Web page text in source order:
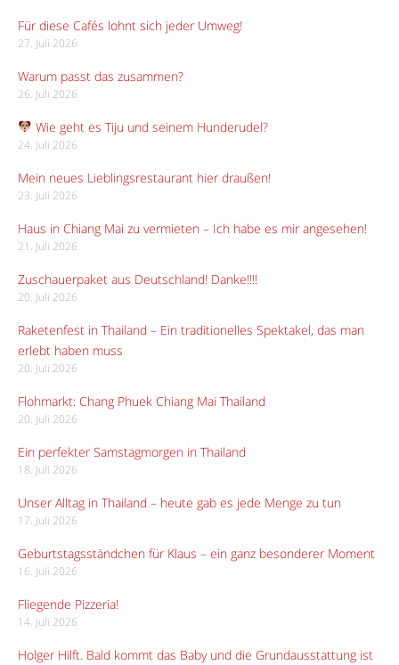
Für diese Cafés lohnt sich jeder Umweg!
27. Juli 2026
Warum passt das zusammen?
26. Juli 2026
Wie geht es Tiju und seinem Hunderudel?
24. Juli 2026
Mein neues Lieblingsrestaurant hier draußen!
23. Juli 2026
Haus in Chiang Mai zu vermieten – Ich habe es mir angesehen!
21. Juli 2026
Zuschauerpaket aus Deutschland! Danke!!!!
20. Juli 2026
Raketenfest in Thailand – Ein traditionelles Spektakel, das man
erlebt haben muss
20. Juli 2026
Flohmarkt: Chang Phuek Chiang Mai Thailand
20. Juli 2026
Ein perfekter Samstagmorgen in Thailand
18. Juli 2026
Unser Alltag in Thailand – heute gab es jede Menge zu tun
17. Juli 2026
Geburtstagsständchen für Klaus – ein ganz besonderer Moment
16. Juli 2026
Fliegende Pizzeria!
14. Juli 2026
Holger Hilft. Bald kommt das Baby und die Grundausstattung ist